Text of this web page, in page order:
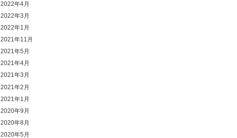
2022年4月
2022年3月
2022年1月
2021年11月
2021年5月
2021年4月
2021年3月
2021年2月
2021年1月
2020年9月
2020年8月
2020年5月